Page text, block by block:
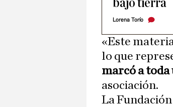
bajo tierra
Lorena Torío
«Este
lo que
marcó a toda
asociación.
La